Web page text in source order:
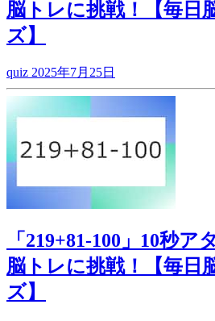
脳トレに挑戦！【毎日
ズ】
quiz 2025年7月25日
「219+81-100」10秒
脳トレに挑戦！【毎日
ズ】